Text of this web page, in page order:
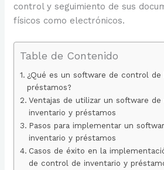
control y seguimiento de sus
físicos como electrónicos.
Table de Contenido
¿Qué es un software de control de
préstamos?
Ventajas de utilizar un software
inventario y préstamos
Pasos para implementar un
inventario y préstamos
Casos de éxito en la
de control de inventario y